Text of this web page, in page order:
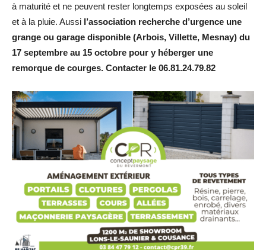
à maturité et ne peuvent rester longtemps exposées au soleil
et à la pluie. Aussi l’association recherche d’urgence une
grange ou garage disponible (Arbois, Villette, Mesnay) du
17 septembre au 15 octobre pour y héberger une
remorque de courges. Contacter le 06.81.24.79.82